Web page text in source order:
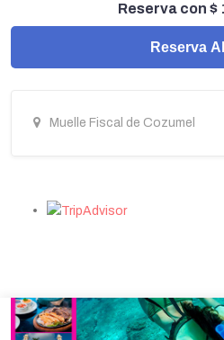
Reserva con $
Reserva
Muelle Fiscal de Cozumel